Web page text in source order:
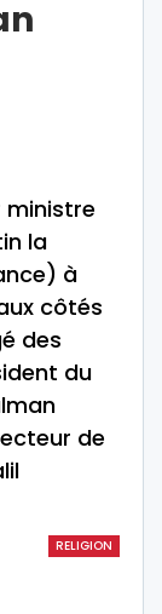
ministre
la
à
côtés
des
du
de
RELIGION